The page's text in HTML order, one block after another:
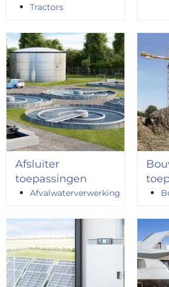
Tractors
Afsluiter
toepassingen
Afvalwaterverwerking